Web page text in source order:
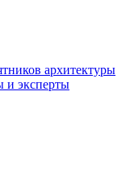
архитектуры
и эксперты